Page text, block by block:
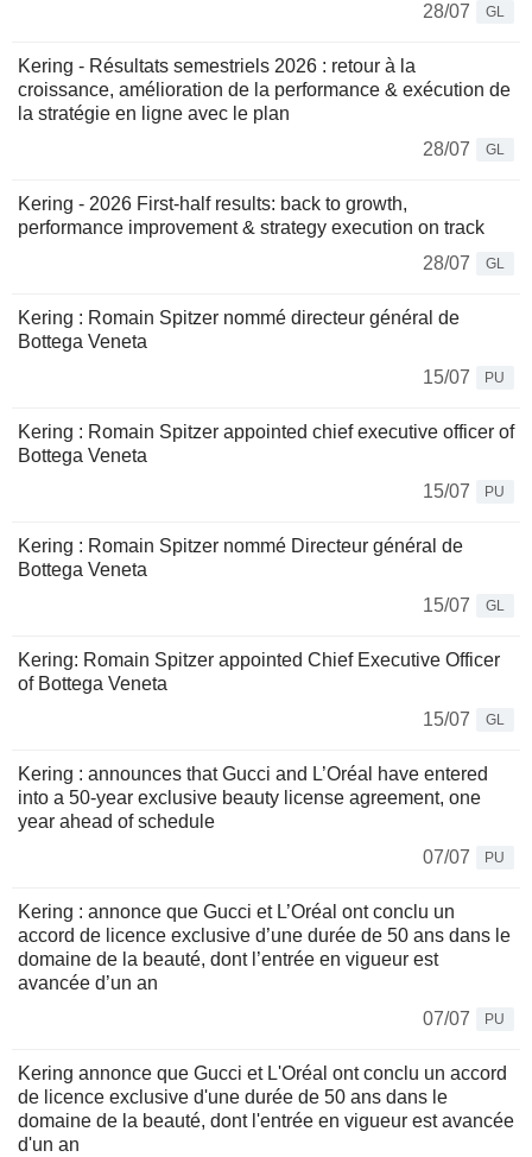
28/07
GL
Kering - Résultats semestriels 2026 : retour à la
croissance, amélioration de la performance & exécution de
la stratégie en ligne avec le plan
28/07
GL
Kering - 2026 First-half results: back to growth,
performance improvement & strategy execution on track
28/07
GL
Kering : Romain Spitzer nommé directeur général de
Bottega Veneta
15/07
PU
Kering : Romain Spitzer appointed chief executive officer of
Bottega Veneta
15/07
PU
Kering : Romain Spitzer nommé Directeur général de
Bottega Veneta
15/07
GL
Kering: Romain Spitzer appointed Chief Executive Officer
of Bottega Veneta
15/07
GL
Kering : announces that Gucci and L’Oréal have entered
into a 50-year exclusive beauty license agreement, one
year ahead of schedule
07/07
PU
Kering : annonce que Gucci et L’Oréal ont conclu un
accord de licence exclusive d’une durée de 50 ans dans le
domaine de la beauté, dont l’entrée en vigueur est
avancée d’un an
07/07
PU
Kering annonce que Gucci et L'Oréal ont conclu un accord
de licence exclusive d'une durée de 50 ans dans le
domaine de la beauté, dont l'entrée en vigueur est avancée
d'un an